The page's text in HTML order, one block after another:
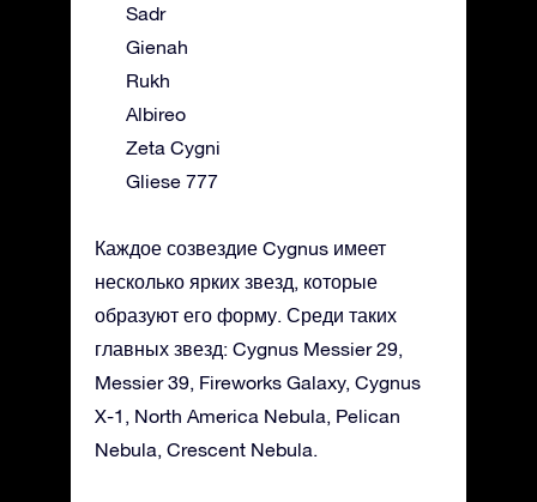
Sadr
Gienah
Rukh
Albireo
Zeta Cygni
Gliese 777
Каждое созвездие Cygnus имеет
несколько ярких звезд, которые
образуют его форму. Среди таких
главных звезд: Cygnus Messier 29,
Messier 39, Fireworks Galaxy, Cygnus
X-1, North America Nebula, Pelican
Nebula, Crescent Nebula.